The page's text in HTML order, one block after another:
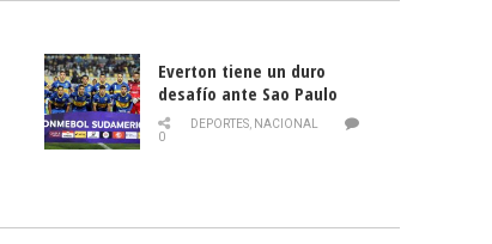
Everton tiene un duro
desafío ante Sao Paulo
DEPORTES, NACIONAL
0